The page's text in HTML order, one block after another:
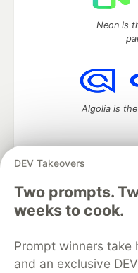
DEV Takeovers
Two prompts.
weeks to cook.
Prompt winners take
and an exclusive
Neon is
Algolia is
DEV Community— A
development and
Home
DEV
Organization Accounts
Free Postgres